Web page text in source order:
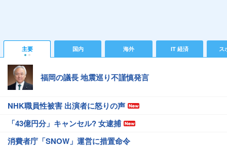
主要 国内 海外 IT 経済 ス
福岡の議長 地震巡り不謹慎発言
NHK職員性被害 出演者に怒りの声
「43億円分」キャンセル? 女逮捕
消費者庁「SNOW」運営に措置命令